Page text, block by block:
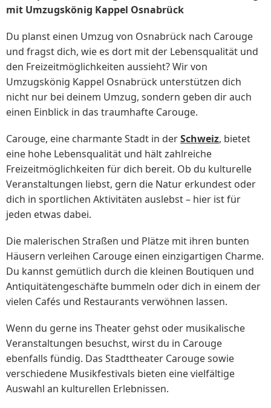
mit Umzugskönig Kappel Osnabrück
Du planst einen Umzug von Osnabrück nach Carouge
und fragst dich, wie es dort mit der Lebensqualität und
den Freizeitmöglichkeiten aussieht? Wir von
Umzugskönig Kappel Osnabrück unterstützen dich
nicht nur bei deinem Umzug, sondern geben dir auch
einen Einblick in das traumhafte Carouge.
Carouge, eine charmante Stadt in derSchweiz, bietet
eine hohe Lebensqualität und hält zahlreiche
Freizeitmöglichkeiten für dich bereit. Ob du kulturelle
Veranstaltungen liebst, gern die Natur erkundest oder
dich in sportlichen Aktivitäten auslebst – hier ist für
jeden etwas dabei.
Die malerischen Straßen und Plätze mit ihren bunten
Häusern verleihen Carouge einen einzigartigen Charme.
Du kannst gemütlich durch die kleinen Boutiquen und
Antiquitätengeschäfte bummeln oder dich in einem der
vielen Cafés und Restaurants verwöhnen lassen.
Wenn du gerne ins Theater gehst oder musikalische
Veranstaltungen besuchst, wirst du in Carouge
ebenfalls fündig. Das Stadttheater Carouge sowie
verschiedene Musikfestivals bieten eine vielfältige
Auswahl an kulturellen Erlebnissen.